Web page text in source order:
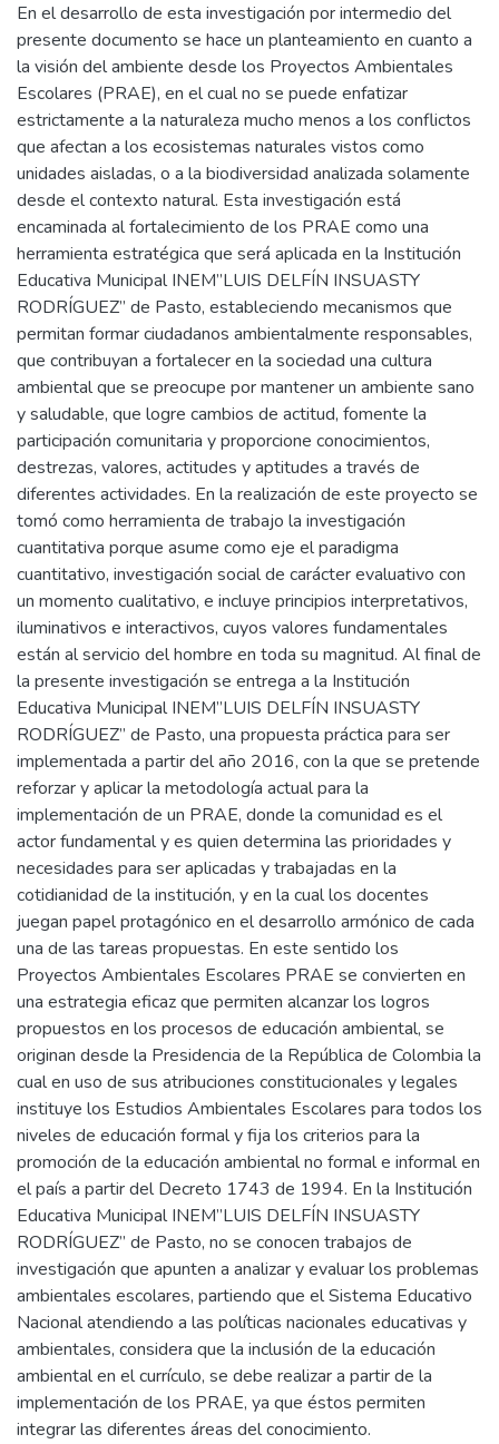
En el desarrollo de esta investigación por intermedio del
presente documento se hace un planteamiento en cuanto a
la visión del ambiente desde los Proyectos Ambientales
Escolares (PRAE), en el cual no se puede enfatizar
estrictamente a la naturaleza mucho menos a los conflictos
que afectan a los ecosistemas naturales vistos como
unidades aisladas, o a la biodiversidad analizada solamente
desde el contexto natural. Esta investigación está
encaminada al fortalecimiento de los PRAE como una
herramienta estratégica que será aplicada en la Institución
Educativa Municipal INEM”LUIS DELFÍN INSUASTY
RODRÍGUEZ” de Pasto, estableciendo mecanismos que
permitan formar ciudadanos ambientalmente responsables,
que contribuyan a fortalecer en la sociedad una cultura
ambiental que se preocupe por mantener un ambiente sano
y saludable, que logre cambios de actitud, fomente la
participación comunitaria y proporcione conocimientos,
destrezas, valores, actitudes y aptitudes a través de
diferentes actividades. En la realización de este proyecto se
tomó como herramienta de trabajo la investigación
cuantitativa porque asume como eje el paradigma
cuantitativo, investigación social de carácter evaluativo con
un momento cualitativo, e incluye principios interpretativos,
iluminativos e interactivos, cuyos valores fundamentales
están al servicio del hombre en toda su magnitud. Al final de
la presente investigación se entrega a la Institución
Educativa Municipal INEM”LUIS DELFÍN INSUASTY
RODRÍGUEZ” de Pasto, una propuesta práctica para ser
implementada a partir del año 2016, con la que se pretende
reforzar y aplicar la metodología actual para la
implementación de un PRAE, donde la comunidad es el
actor fundamental y es quien determina las prioridades y
necesidades para ser aplicadas y trabajadas en la
cotidianidad de la institución, y en la cual los docentes
juegan papel protagónico en el desarrollo armónico de cada
una de las tareas propuestas. En este sentido los
Proyectos Ambientales Escolares PRAE se convierten en
una estrategia eficaz que permiten alcanzar los logros
propuestos en los procesos de educación ambiental, se
originan desde la Presidencia de la República de Colombia la
cual en uso de sus atribuciones constitucionales y legales
instituye los Estudios Ambientales Escolares para todos los
niveles de educación formal y fija los criterios para la
promoción de la educación ambiental no formal e informal en
el país a partir del Decreto 1743 de 1994. En la Institución
Educativa Municipal INEM”LUIS DELFÍN INSUASTY
RODRÍGUEZ” de Pasto, no se conocen trabajos de
investigación que apunten a analizar y evaluar los problemas
ambientales escolares, partiendo que el Sistema Educativo
Nacional atendiendo a las políticas nacionales educativas y
ambientales, considera que la inclusión de la educación
ambiental en el currículo, se debe realizar a partir de la
implementación de los PRAE, ya que éstos permiten
integrar las diferentes áreas del conocimiento.